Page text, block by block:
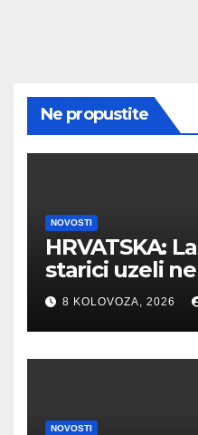
Ne propustite
NOVOSTI
HRVATSKA:
starici uzeli
eura
8 KOLOVOZA, 2026
NOVOSTI